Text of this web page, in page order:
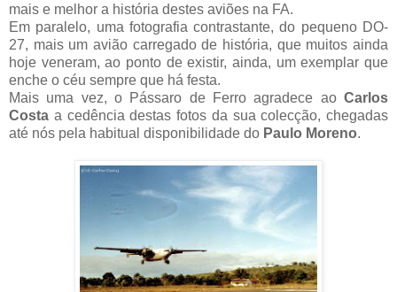
mais e melhor a história destes aviões na FA.
Em paralelo, uma fotografia contrastante, do pequeno DO-
27, mais um avião carregado de história, que muitos ainda
hoje veneram, ao ponto de existir, ainda, um exemplar que
enche o céu sempre que há festa.
Mais uma vez, o Pássaro de Ferro agradece ao Carlos
Costa a cedência destas fotos da sua colecção, chegadas
até nós pela habitual disponibilidade do Paulo Moreno.